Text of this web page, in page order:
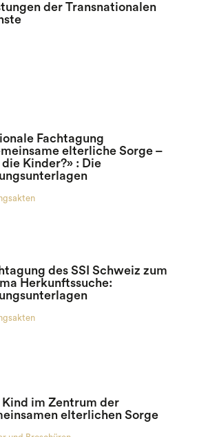
der Transnationalen
Fachtagung
elterliche Sorge –
die Kinder?» : Die
des SSI Schweiz zum
Herkunftssuche:
Kind im Zentrum der
elterlichen Sorge